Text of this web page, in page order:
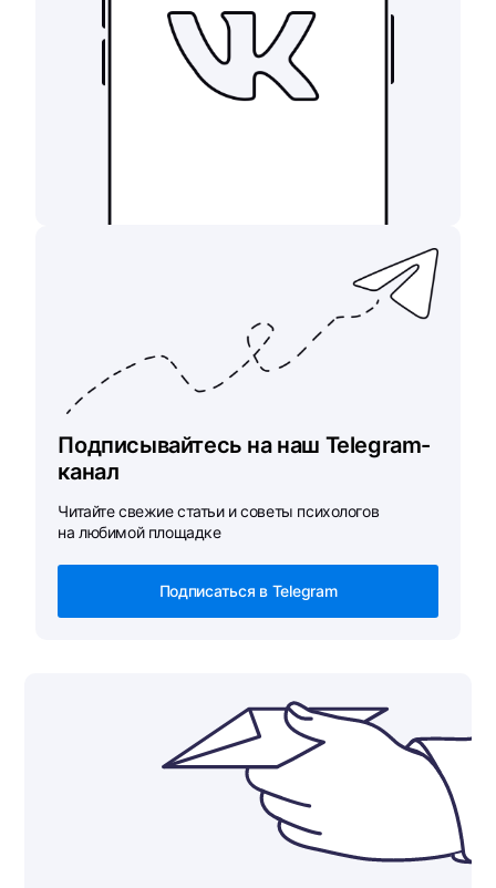
Подписывайтесь на наш Telegram-
канал
Читайте свежие статьи и советы психологов
на любимой площадке
Подписаться в Telegram